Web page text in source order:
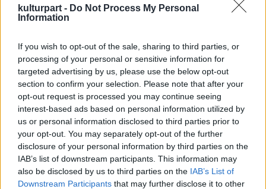
kulturpart - Do Not Process My Personal
Information
If you wish to opt-out of the sale, sharing to third parties, or
processing of your personal or sensitive information for
targeted advertising by us, please use the below opt-out
section to confirm your selection. Please note that after your
opt-out request is processed you may continue seeing
interest-based ads based on personal information utilized by
us or personal information disclosed to third parties prior to
your opt-out. You may separately opt-out of the further
disclosure of your personal information by third parties on the
IAB’s list of downstream participants. This information may
also be disclosed by us to third parties on the IAB’s List of
Downstream Participants that may further disclose it to other
reagált a pár napja fölvetett sajtóértesülésre,
ami igencsak megerősíti a gyanút.
Arról nem is beszélve, hogy az öltözködése is
egyre jobban simul ahhoz, amit
terhesdivatnak hívnak az általunk ismert
kultúrkörben: jókora nagy pongyolák, cihák s
egyebek, ezekben jár. Egy, a színésznőhöz
közel álló, neve elhallgatását kérő ismerős
viszont azt mondja, hogy ha a hír igaz is,
tervezett gyerekről nyilván nincs szó, mert
Jennifer egyelőre a karrierjével szeretett
volna törődni. Hát majd kiderül, fog-e.